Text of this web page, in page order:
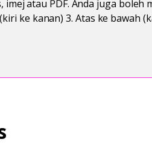
atau PDF. Anda juga boleh
ke kanan) 3. Atas ke bawah